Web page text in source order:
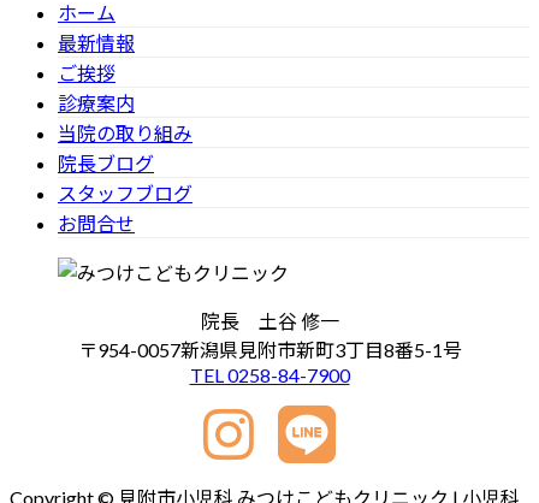
ホーム
最新情報
ご挨拶
診療案内
当院の取り組み
院長ブログ
スタッフブログ
お問合せ
院長 土谷 修一
〒954-0057新潟県見附市新町3丁目8番5-1号
TEL 0258-84-7900
Copyright © 見附市小児科 みつけこどもクリニック | 小児科